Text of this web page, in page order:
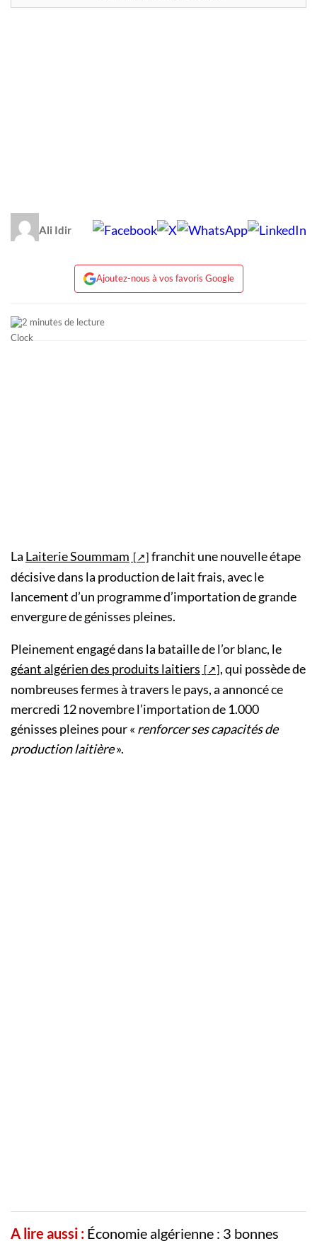
Ali Idir
Ajoutez-nous à vos favoris Google
2 minutes de lecture
La Laiterie Soummam
franchit une nouvelle étape
décisive dans la production de lait frais, avec le
lancement d’un programme d’importation de grande
envergure de génisses pleines.
Pleinement engagé dans la bataille de l’or blanc, le
géant algérien des produits laitiers
, qui possède de
nombreuses fermes à travers le pays, a annoncé ce
mercredi 12 novembre l’importation de 1.000
génisses pleines pour « renforcer ses capacités de
production laitière».
A lire aussi : Économie algérienne : 3 bonnes